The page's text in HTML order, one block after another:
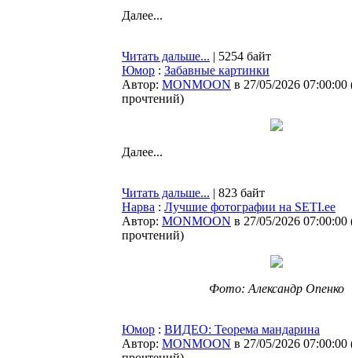
Далее...
Читать дальше... | 5254 байт
Юмор : Забавные картинки
Автор: MONMOON в 27/05/2026 07:00:00
прочтений)
Далее...
Читать дальше... | 823 байт
Нарва : Лучшие фотографии на SETI.ee
Автор: MONMOON в 27/05/2026 07:00:00
прочтений)
Фото: Александр Опенко
Юмор : ВИДЕО: Теорема мандарина
Автор: MONMOON в 27/05/2026 07:00:00